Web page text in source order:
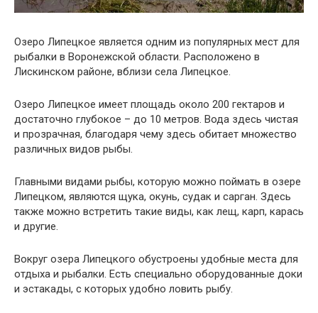
Озеро Липецкое является одним из популярных мест для
рыбалки в Воронежской области. Расположено в
Лискинском районе, вблизи села Липецкое.
Озеро Липецкое имеет площадь около 200 гектаров и
достаточно глубокое – до 10 метров. Вода здесь чистая
и прозрачная, благодаря чему здесь обитает множество
различных видов рыбы.
Главными видами рыбы, которую можно поймать в озере
Липецком, являются щука, окунь, судак и сарган. Здесь
также можно встретить такие виды, как лещ, карп, карась
и другие.
Вокруг озера Липецкого обустроены удобные места для
отдыха и рыбалки. Есть специально оборудованные доки
и эстакады, с которых удобно ловить рыбу.